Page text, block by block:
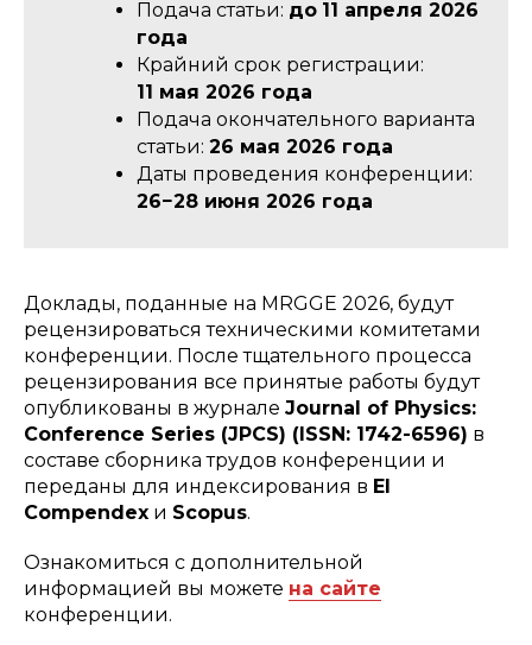
Подача статьи: до 11 апреля 2026
года
Крайний срок регистрации:
11 мая 2026 года
Подача окончательного варианта
статьи: 26 мая 2026 года
Даты проведения конференции:
26−28 июня 2026 года
Доклады, поданные на MRGGE 2026, будут
рецензироваться техническими комитетами
конференции. После тщательного процесса
рецензирования все принятые работы будут
опубликованы в журнале Journal of Physics:
Conference Series (JPCS) (ISSN: 1742-6596) в
составе сборника трудов конференции и
переданы для индексирования в EI
Compendex и Scopus.
Ознакомиться с дополнительной
информацией вы можете на сайте
конференции.